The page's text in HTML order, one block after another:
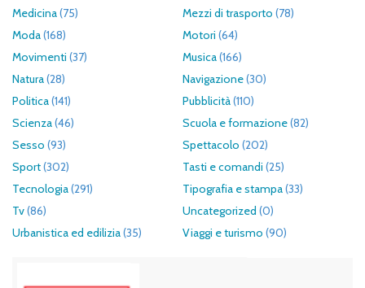
Medicina(75) Mezzi di trasporto (78)
Moda(168) Motori (64)
Movimenti (37) Musica(166)
Natura(28) Navigazione(30)
Politica(141) Pubblicità(110)
Scienza(46) Scuola e formazione(82)
Sesso (93) Spettacolo (202)
Sport(302) Tasti e comandi (25)
Tecnologia(291) Tipografia e stampa(33)
Tv(86) Uncategorized (0)
Urbanistica ed edilizia(35) Viaggi e turismo (90)